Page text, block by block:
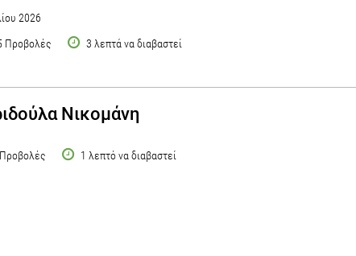
2026
Προβολές
3 λεπτά να διαβαστεί
Νικομάνη
1 λεπτό να διαβαστεί